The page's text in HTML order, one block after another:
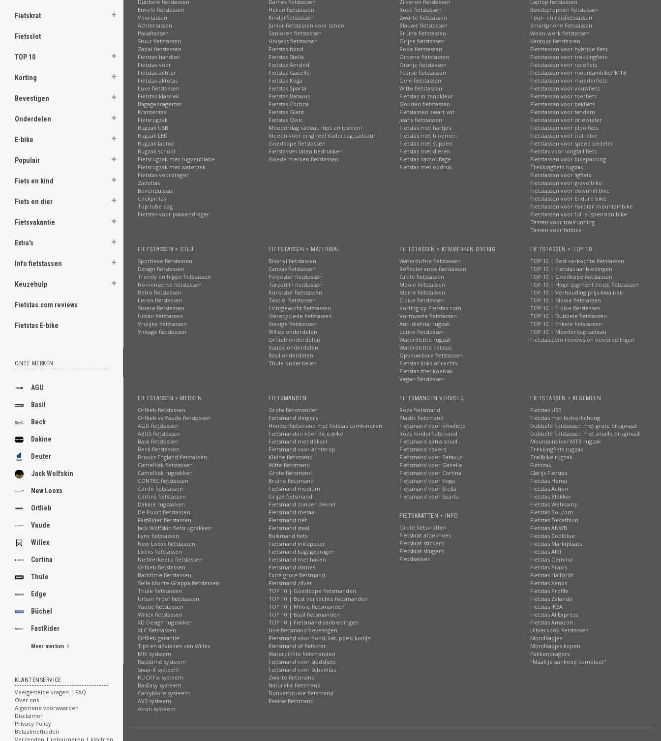
Fietskrat
Fietsslot
TOP 10
Korting
Bevestigen
Onderdelen
E-bike
Populair
Fiets en kind
Fiets en dier
Fietsvakantie
Extra's
Info fietstassen
Keuzehulp
Fietstas.com reviews
Fietstas E-bike
ONZE MERKEN
AGU
Basil
Beck
Dakine
Deuter
Jack Wolfskin
New Looxs
Ortlieb
Vaude
Willex
Cortina
Thule
Edge
Büchel
FastRider
Meer merken
KLANTENSERVICE
Veelgestelde vragen | FAQ
Over ons
Algemene voorwaarden
Disclaimer
Privacy Policy
Betaalmethoden
Verzenden | retourneren | klachten
.
.
.
.
.
.
.
.
.
.
.
.
Dubbele fietstassen
Enkele fietstassen
Voortassen
Achtertassen
Pakaftassen
Stuur fietstassen
Zadel fietstassen
Fietstas handtas
Fietstas voor
Fietstas achter
Fietstas aktetas
Luxe fietstassen
Fietstas klassiek
Bagagedragertas
Krantentas
Fietsrugzak
Rugzak USB
Rugzak LED
Rugzak laptop
Rugzak school
Fietsrugzak met rugventilatie
Fietsrugzak met waterzak
Fietstas voordrager
Zadeltas
Bovenbuistas
Cockpit tas
Top tube bag
Fietstas voor pakkendrager
Dames fietstassen
Heren fietstassen
Kinderfietstassen
Junior fietstassen voor school
Senioren fietstassen
Uniseks fietstassen
Fietstas hond
Fietstas Stella
Fietstas Amslod
Fietstas Gazelle
Fietstas Koga
Fietstas Sparta
Fietstas Batavus
Fietstas Cortina
Fietstas Giant
Fietstas Qwic
Moederdag cadeau: tips en ideeën!
Ideeën voor origineel Vaderdag cadeau!
Goedkope fietstassen
Fietstassen laten bedrukken
Goede merken fietstassen
Zilveren fietstassen
Roze fietstassen
Zwarte fietstassen
Blauwe fietstassen
Bruine fietstassen
Grijze fietstassen
Rode fietstassen
Groene fietstassen
Oranje fietstassen
Paarse fietstassen
Gele fietstassen
Witte fietstassen
Fietstas in zandkleur
Gouden fietstassen
Fietstassen zwart-wit
Jeans fietstassen
Fietstas met hartjes
Fietstas met bloemen
Fietstas met stippen
Fietstas met dieren
Fietstas camouflage
Fietstas met opdruk
Laptop fietstassen
Boodschappen fietstassen
Tour- en reisfietstassen
Smartphone fietstassen
Woon-werk fietstassen
Kantoor fietstassen
Fietstassen voor hybride fiets
Fietstassen voor trekkingfiets
Fietstassen voor racefiets
Fietstassen voor mountainbike/ MTB
Fietstassen voor moederfiets
Fietstassen voor vouwfiets
Fietstassen voor toerfiets
Fietstassen voor bakfiets
Fietstassen voor tandem
Fietstassen voor driewieler
Fietstassen voor plooifiets
Fietstassen voor trail bike
Fietstassen voor speed pedelec
Fietstas voor longtail fiets
Fietstassen voor bikepacking
Trekkingfiets rugzak
Fietstassen voor ligfiets
Fietstassen voor gravelbike
Fietstassen voor downhill bike
Fietstassen voor Enduro bike
Fietstassen voor hardtail mountainbike
Fietstassen voor full-suspension bike
Tassen voor trailrunning
Tassen voor fatbike
FIETSTASSEN > STIJL
Sportieve fietstassen
Design fietstassen
Trendy en hippe fietstassen
No-nonsense fietstassen
Retro fietstassen
Leren fietstassen
Stoere fietstassen
Urban fietstassen
Vrolijke fietstassen
Vintage fietstassen
FIETSTASSEN > MATERIAAL
Bisonyl fietstassen
Canvas fietstassen
Polyester fietstassen
Tarpaulin fietstassen
Kunststof fietstassen
Textiel fietstassen
Lichtgewicht fietstassen
Gerecyclede fietstassen
Stevige fietstassen
Willex onderdelen
Ortlieb onderdelen
Vaude onderdelen
Basil onderdelen
Thule onderdelen
FIETSTASSEN > KENMERKEN OVERIG
Waterdichte fietstassen
Reflecterende fietstassen
Grote fietstassen
Mooie fietstassen
Kleine fietstassen
E-bike fietstassen
Korting op Fietstas.com
Vormvaste fietstassen
Anti-diefstal rugzak
Leuke fietstassen
Waterdichte rugzak
Waterdichte fietstas
Opvouwbare fietstassen
Fietstas links of rechts
Fietstas met koelvak
Vegan fietstassen
FIETSTASSEN > TOP 10
TOP 10 | Best verkochte fietstassen
TOP 10 | Fietstas aanbiedingen
TOP 10 | Goedkope fietstassen
TOP 10 | Hoge segment beste fietstassen
TOP 10 | Verhouding prijs-kwaliteit
TOP 10 | Mooie fietstassen
TOP 10 | E-bike fietstassen
TOP 10 | Dubbele fietstassen
TOP 10 | Enkele fietstassen
TOP 10 | Moederdag cadeau
Fietstas.com reviews en beoordelingen
FIETSTASSEN > MERKEN
Ortlieb fietstassen
Ortlieb vs Vaude fietstassen
AGU fietstassen
ABUS fietstassen
Basil fietstassen
Beck fietstassen
Brooks England fietstassen
Camelbak fietstassen
Camelbak rugzakken
CONTEC fietstassen
Cordo fietstassen
Cortina fietstassen
Dakine rugzakken
De Poort fietstassen
FastRider fietstassen
Jack Wolfskin fietsrugzakken
Lynx fietstassen
New Looxs fietstassen
Looxs fietstassen
NietVerkeerd fietstassen
Ortlieb fietstassen
Racktime fietstassen
Selle Monte Grappa fietstassen
Thule fietstassen
Urban Proof fietstassen
Vaude fietstassen
Willex fietstassen
XD Design rugzakken
XLC fietstassen
Ortlieb garantie
Tips en adviezen van Willex
MIK systeem
Racktime systeem
Snap-it systeem
KLICKFix systeem
BasEasy systeem
CarryMore systeem
AVS systeem
Atran systeem
FIETSMANDEN
Grote fietsmanden
Fietsmand slingers
Hondenfietsmand met fietstas combineren
Fietsmanden voor de e-bike
Fietsmand met deksel
Fietsmand voor achterop
Kleine fietsmand
Witte fietsmand
Grote fietsmand
Bruine fietsmand
Fietsmand medium
Grijze fietsmand
Fietsmand zonder deksel
Fietsmand metaal
Fietsmand riet
Fietsmand staal
Buikmand fiets
Fietsmand inklapbaar
Fietsmand bagagedrager
Fietsmand met haken
Fietsmand dames
Extra grote fietsmand
Fietsmand zilver
TOP 10 | Goedkope fietsmanden
TOP 10 | Best verkochte fietsmanden
TOP 10 | Mooie fietsmanden
TOP 10 | Basil fietsmanden
TOP 10 | Fietsmand aanbiedingen
Hoe fietsmand bevestigen
Fietsmand voor hond, kat, poes, konijn
Fietsmand of fietskrat
Waterdichte fietsmanden
Fietsmand voor stadsfiets
Fietsmand voor schooltas
Zwarte fietsmand
Naturelle fietsmand
Donkerbruine fietsmand
Paarse fietsmand
FIETSMANDEN VERVOLG
Roze fietsmand
Plastic fietsmand
Fietsmand voor omafiets
Roze kinderfietsmand
Fietsmand extra small
Fietsmand covers
Fietsmand voor Batavus
Fietsmand voor Gazelle
Fietsmand voor Cortina
Fietsmand voor Koga
Fietsmand voor Stella
Fietsmand voor Sparta
FIETSKRATTEN > INFO
Grote fietskratten
Fietskrat afdekhoes
Fietskrat stickers
Fietskrat slingers
Fietsbakken
FIETSTASSEN > ALGEMEEN
Fietstas USB
Fietstas met ledverlichting
Dubbele fietstassen met grote brugmaat
Dubbele fietstassen met smalle brugmaat
Mountainbike/ MTB rugzak
Trekkingfiets rugzak
Trailbike rugzak
Fietszak
Clarijs Fietstas
Fietstas Hema
Fietstas Action
Fietstas Blokker
Fietstas Wehkamp
Fietstas Bol.com
Fietstas Decathlon
Fietstas ANWB
Fietstas Coolblue
Fietstas Marktplaats
Fietstas Aldi
Fietstas Gamma
Fietstas Praxis
Fietstas Halfords
Fietstas Xenos
Fietstas Profile
Fietstas Zalando
Fietstas IKEA
Fietstas AliExpress
Fietstas Amazon
Uitverkoop fietstassen
Mondkapjes
Mondkapjes kopen
Pakkendragers
"Maak je aankoop compleet"